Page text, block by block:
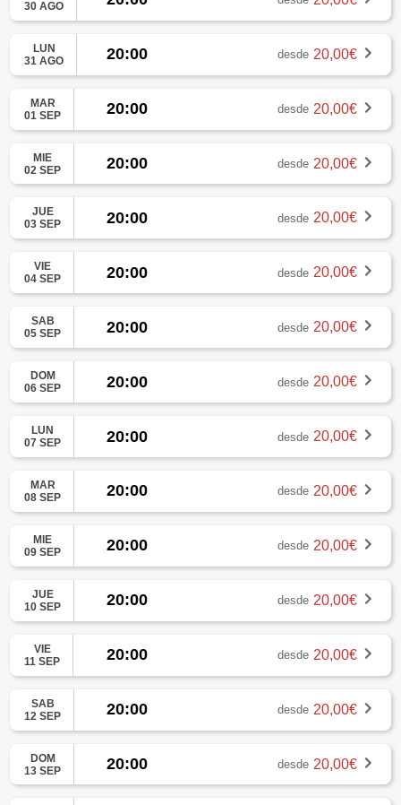
30 AGO
LUN
31 AGO
20:00 desde 20,00€
MAR
01 SEP
20:00 desde 20,00€
MIE
02 SEP
20:00 desde 20,00€
JUE
03 SEP
20:00 desde 20,00€
VIE
04 SEP
20:00 desde 20,00€
SAB
05 SEP
20:00 desde 20,00€
DOM
06 SEP
20:00 desde 20,00€
LUN
07 SEP
20:00 desde 20,00€
MAR
08 SEP
20:00 desde 20,00€
MIE
09 SEP
20:00 desde 20,00€
JUE
10 SEP
20:00 desde 20,00€
VIE
11 SEP
20:00 desde 20,00€
SAB
12 SEP
20:00 desde 20,00€
DOM
13 SEP
20:00 desde 20,00€